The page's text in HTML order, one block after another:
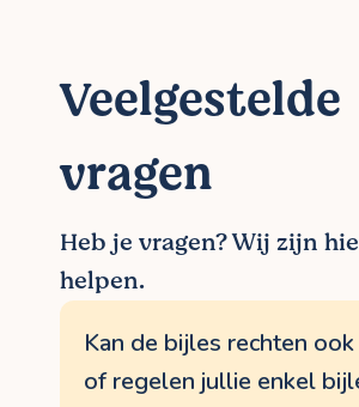
Veelgestelde
vragen
Heb je vragen? Wij zijn
helpen.
Kan de bijles rechten
of regelen jullie enkel